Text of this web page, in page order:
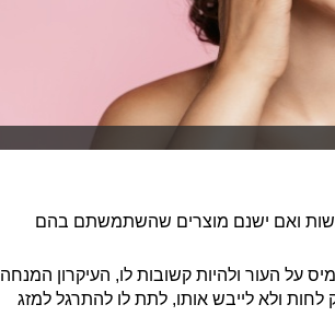
ואם ישנם מוצרים שהשתמשתם בהם
על העור ולהיות קשובות לו, העיקרון המנחה
לחות ולא לייבש אותו, לתת לו להתרגל למזג